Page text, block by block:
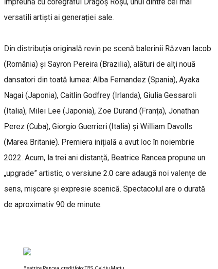
versatili artiști ai generației sale.
Din distribuția originală revin pe scenă balerinii Răzvan Iacob
(România) și Sayron Pereira (Brazilia), alături de alți nouă
dansatori din toată lumea: Alba Fernandez (Spania), Ayaka
Nagai (Japonia), Caitlin Godfrey (Irlanda), Giulia Gessaroli
(Italia), Milei Lee (Japonia), Zoe Durand (Franța), Jonathan
Perez (Cuba), Giorgio Guerrieri (Italia) și William Davolls
(Marea Britanie). Premiera inițială a avut loc în noiembrie
2022. Acum, la trei ani distanță, Beatrice Rancea propune un
„upgrade” artistic, o versiune 2.0 care adaugă noi valențe de
sens, mișcare și expresie scenică. Spectacolul are o durată
de aproximativ 90 de minute.